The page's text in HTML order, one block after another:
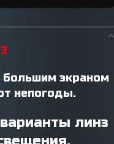
большим экраном
непогоды.
линз